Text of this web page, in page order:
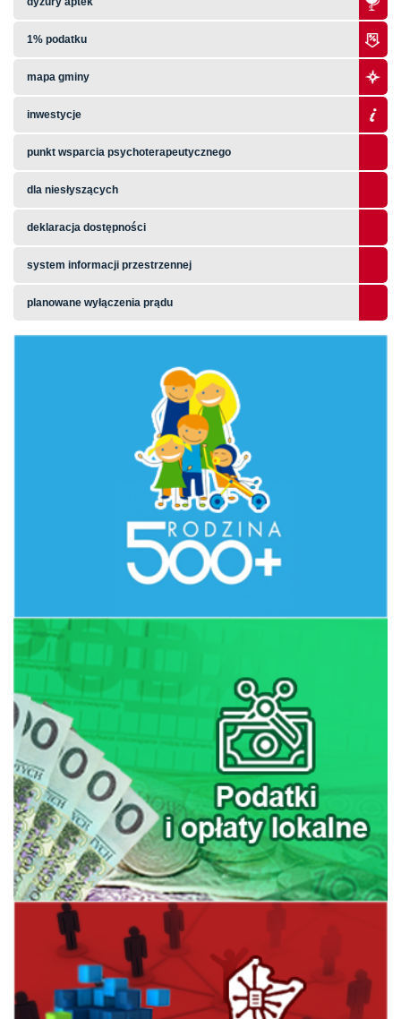
1% podatku
mapa gminy
inwestycje
punkt wsparcia psychoterapeutycznego
dla niesłyszących
deklaracja dostępności
system informacji przestrzennej
planowane wyłączenia prądu